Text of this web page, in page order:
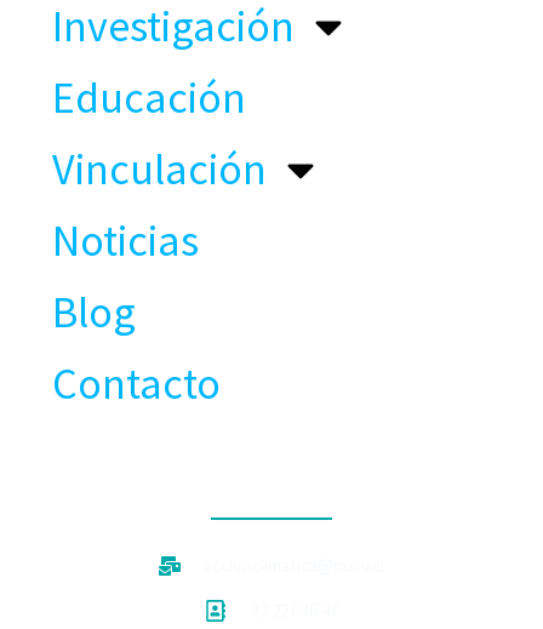
Investigación
Educación
Vinculación
Noticias
Blog
Contacto